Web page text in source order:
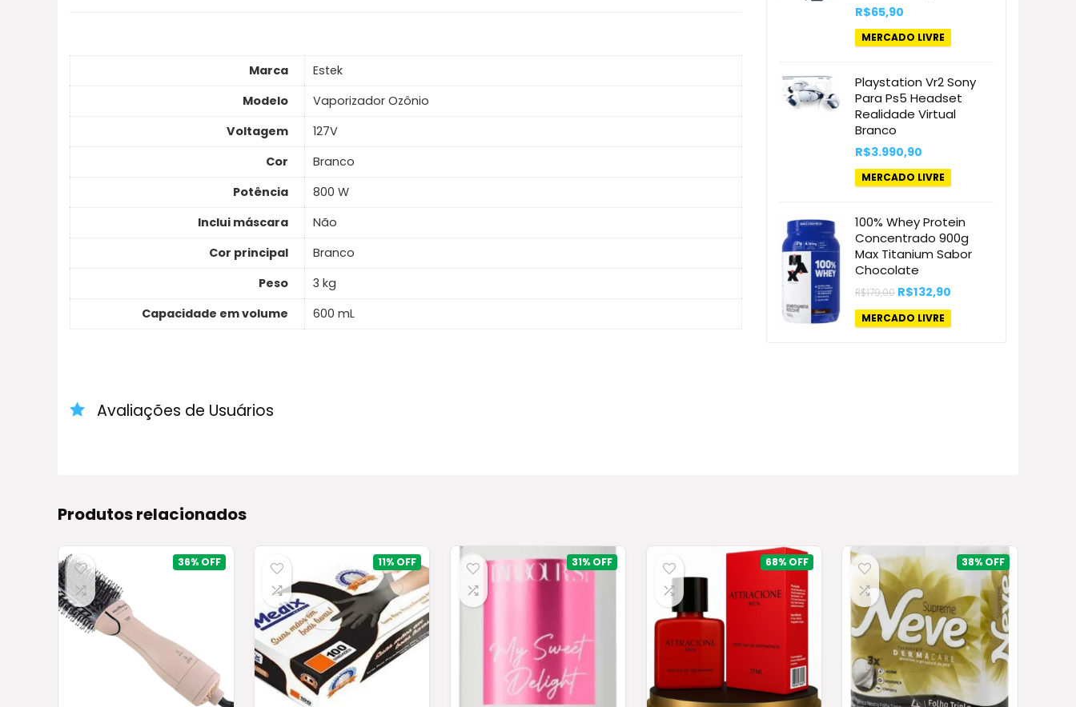
Marca
Estek
Modelo
Vaporizador Ozônio
Voltagem
127V
Cor
Branco
Potência
800 W
Inclui máscara
Não
Cor principal
Branco
Peso
3 kg
Capacidade em volume
600 mL
Avaliações de Usuários
R$65,90
MERCADO LIVRE
Playstation Vr2 Sony
Para Ps5 Headset
Realidade Virtual
Branco
R$3.990,90
MERCADO LIVRE
100% Whey Protein
Concentrado 900g
Max Titanium Sabor
Chocolate
R$179,00 O
original
era:
R$132,90
atual
é:
MERCADO LIVRE
Produtos relacionados
36% 11% 31% 68% 38%